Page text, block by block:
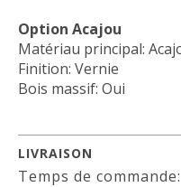
Option Acajou
Matériau principal:
Finition: Vernie
Bois massif: Oui
LIVRAISON
Temps de